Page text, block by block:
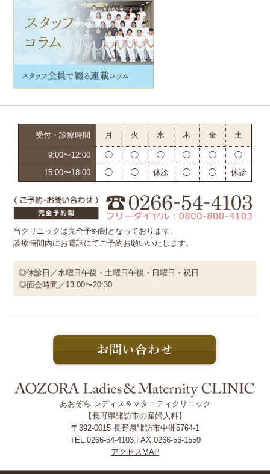
受付・診療時間 月 火 水 木 金 土
9:00〜12:00 ◯ ◯ ◯ ◯ ◯
◯
15:00〜18:00
◯ ◯ 休診 ◯ ◯ 休診
当クリニックは完全予約制となっております。
診療時間内にお電話にてご予約お願いいたします。
◎休診日／水曜日午後・土曜日午後・日曜日・祝日
◎面会時間／13:00〜20:30
あおぞら レディス＆マタニティクリニック
【長野県諏訪市の産婦人科】
〒392-0015 長野県諏訪市中洲5764-1
TEL.0266-54-4103 FAX.0266-56-1550
アクセスMAP